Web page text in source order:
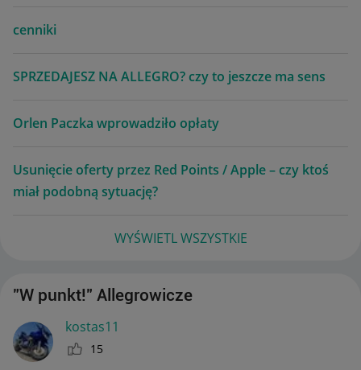
cenniki
SPRZEDAJESZ NA ALLEGRO? czy to jeszcze ma sens
Orlen Paczka wprowadziło opłaty
Usunięcie oferty przez Red Points / Apple – czy ktoś
miał podobną sytuację?
WYŚWIETL WSZYSTKIE
"W punkt!" Allegrowicze
kostas11
15